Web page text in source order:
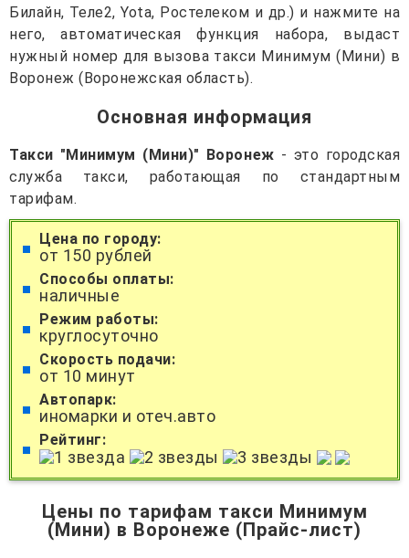
Билайн, Теле2, Yota, Ростелеком и др.) и нажмите на
него, автоматическая функция набора, выдаст
нужный номер для вызова такси Минимум (Мини) в
Воронеж (Воронежская область).
Основная информация
Такси "Минимум (Мини)" Воронеж - это городская
служба такси, работающая по стандартным
тарифам.
Цена по городу:
от 150 рублей
Способы оплаты:
наличные
Режим работы:
круглосуточно
Скорость подачи:
от 10 минут
Автопарк:
иномарки и отеч.авто
Рейтинг:
Цены по тарифам такси Минимум
(Мини) в Воронеже (Прайс-лист)